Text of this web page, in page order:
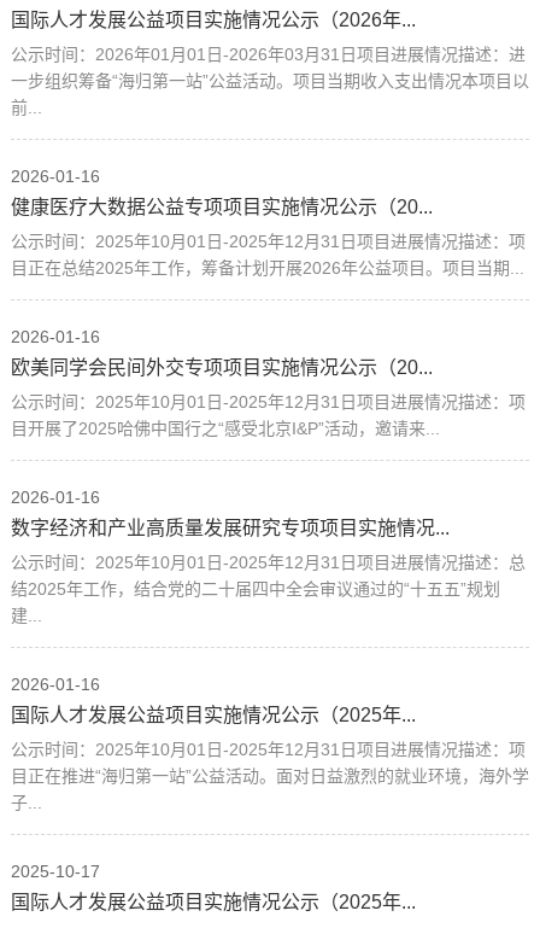
国际人才发展公益项目实施情况公示（2026年...
公示时间：2026年01月01日-2026年03月31日项目进展情况描述：进
一步组织筹备“海归第一站”公益活动。项目当期收入支出情况本项目以
前...
2026-01-16
健康医疗大数据公益专项项目实施情况公示（20...
公示时间：2025年10月01日-2025年12月31日项目进展情况描述：项
目正在总结2025年工作，筹备计划开展2026年公益项目。项目当期...
2026-01-16
欧美同学会民间外交专项项目实施情况公示（20...
公示时间：2025年10月01日-2025年12月31日项目进展情况描述：项
目开展了2025哈佛中国行之“感受北京I&P”活动，邀请来...
2026-01-16
数字经济和产业高质量发展研究专项项目实施情况...
公示时间：2025年10月01日-2025年12月31日项目进展情况描述：总
结2025年工作，结合党的二十届四中全会审议通过的“十五五”规划
建...
2026-01-16
国际人才发展公益项目实施情况公示（2025年...
公示时间：2025年10月01日-2025年12月31日项目进展情况描述：项
目正在推进“海归第一站”公益活动。面对日益激烈的就业环境，海外学
子...
2025-10-17
国际人才发展公益项目实施情况公示（2025年...